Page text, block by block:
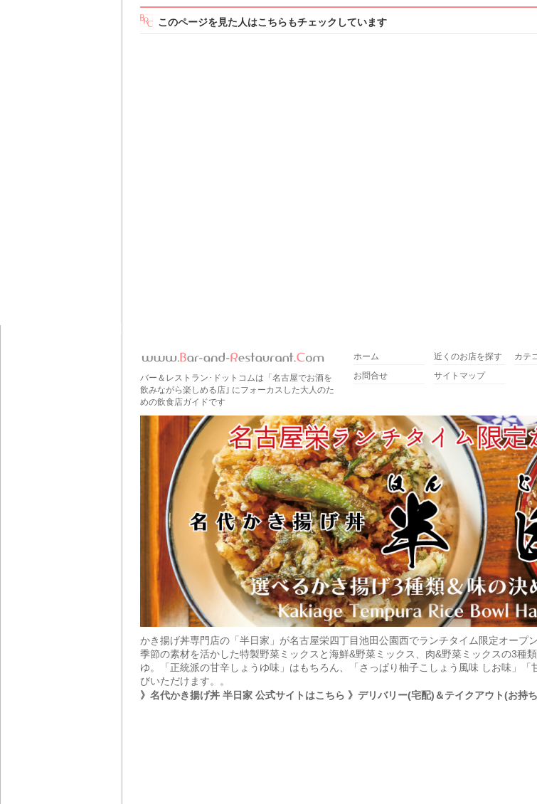
このページを見た人はこちらもチェックしています
バー＆レストラン･ドットコムは「名古屋でお酒を
飲みながら楽しめる店｣ にフォーカスした大人のた
めの飲食店ガイドです
ホーム 近くのお店を探す カテ
お問合せ
サイトマップ
かき揚げ丼専門店の「半日家」が名古屋栄四丁目池田公園西でランチタイム限定オープン
季節の素材を活かした特製野菜ミックスと海鮮&野菜ミックス、肉&野菜ミックスの3種
ゆ。「正統派の甘辛しょうゆ味」はもちろん、「さっぱり柚子こしょう風味 しお味」
びいただけます。。
》名代かき揚げ丼 半日家 公式サイトはこちら 》デリバリー(宅配)＆テイクアウト(お持